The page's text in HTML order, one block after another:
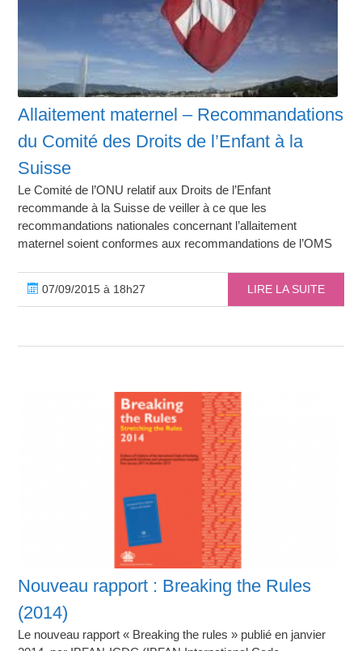
Allaitement maternel – Recommandations
du Comité des Droits de l’Enfant à la
Suisse
Le Comité de l’ONU relatif aux Droits de l’Enfant
recommande à la Suisse de veiller à ce que les
recommandations nationales concernant l’allaitement
maternel soient conformes aux recommandations de l’OMS
07/09/2015 à 18h27 LIRE LA SUITE
Nouveau rapport : Breaking the Rules
(2014)
Le nouveau rapport « Breaking the rules » publié en janvier